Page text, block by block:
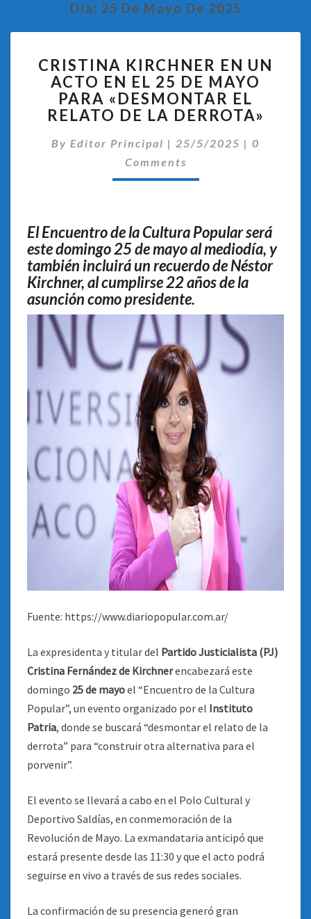
Día: 25 De Mayo De 2025
KIRCHNER
EN
UN
ACTO
EL
25
EL
RELATO
DE
LA
DERROTA»
CRISTINA KIRCHNER EN UN
ACTO EN EL 25 DE MAYO
PARA «DESMONTAR EL
RELATO DE LA DERROTA»
By Editor Principal | 25/5/2025 | 0
Comments
El Encuentro de la Cultura Popular será
este domingo 25 de mayo al mediodía, y
también incluirá un recuerdo de Néstor
Kirchner, al cumplirse 22 años de la
asunción como presidente.
Fuente: https://www.diariopopular.com.ar/
La expresidenta y titular del Partido Justicialista (PJ)
Cristina Fernández de Kirchnerencabezará este
domingo 25 de mayoel “Encuentro de la Cultura
Popular”, un evento organizado por el Instituto
Patria, donde se buscará “desmontar el relato de la
derrota” para “construir otra alternativa para el
porvenir”.
El evento se llevará a cabo en el Polo Cultural y
Deportivo Saldías, en conmemoración de la
Revolución de Mayo. La exmandataria anticipó que
estará presente desde las 11:30 y que el acto podrá
seguirse en vivo a través de sus redes sociales.
La confirmación de su presencia generó gran